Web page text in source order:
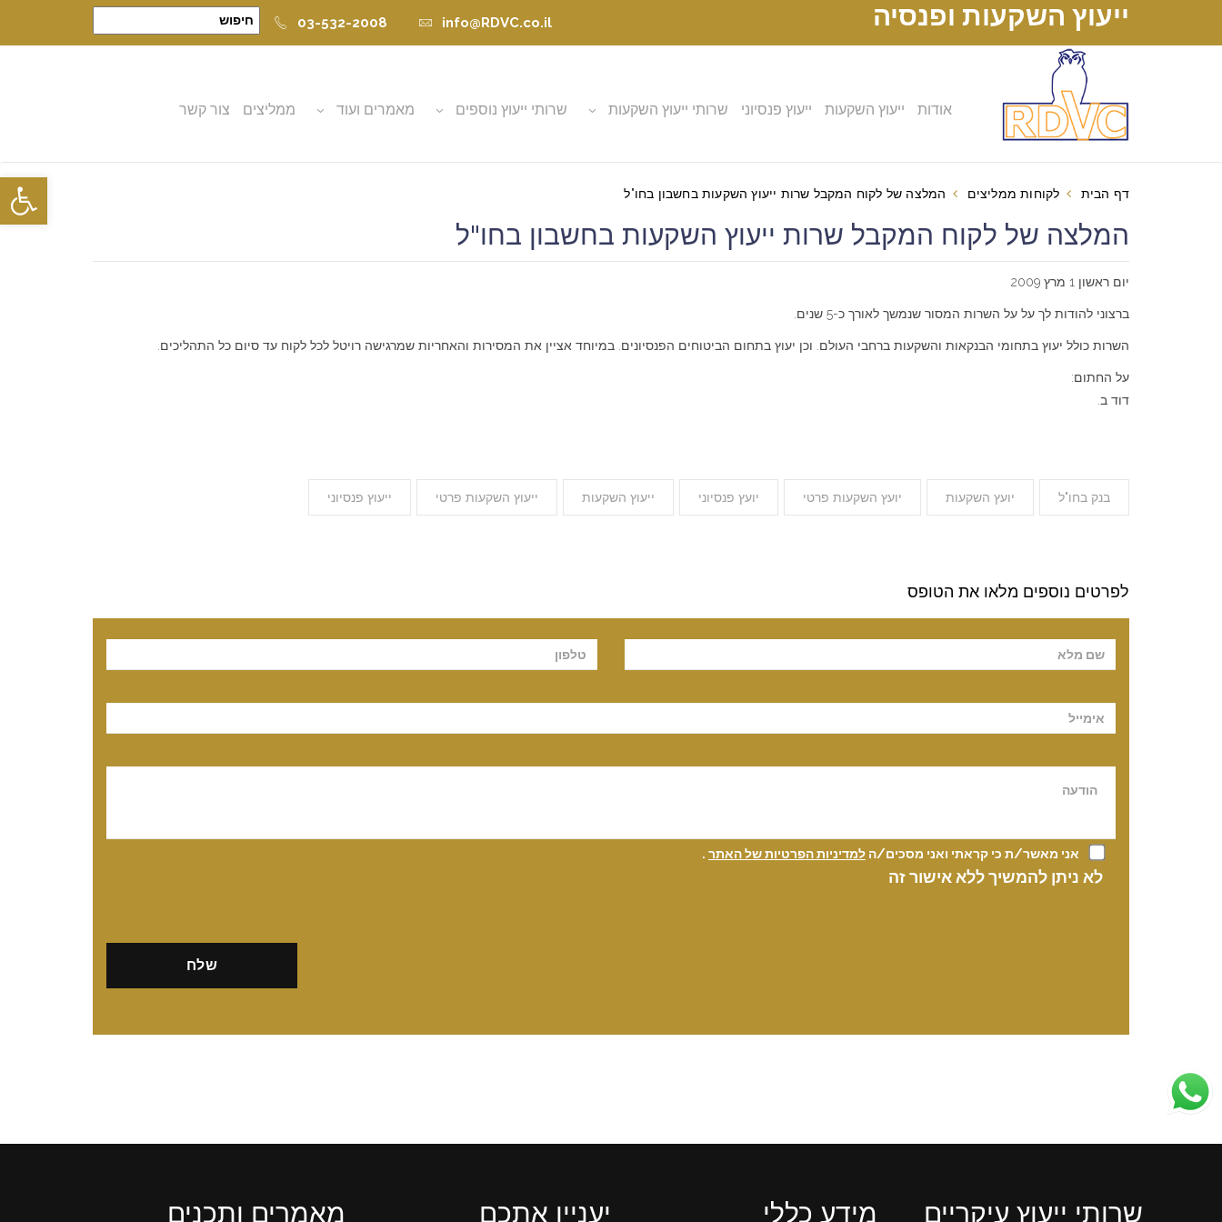
פתח
ייעוץ השקעות ופנסיה info@RDVC.co.il
03-532-2008
אודות ייעוץ השקעות ייעוץ פנסיוני שרותי ייעוץ השקעות שרותי ייעוץ נוספים מאמרים ועוד ממליצים צור קשר
דף הבית לקוחות ממליצים המלצה של לקוח המקבל שרות ייעוץ השקעות בחשבון בחו"ל
המלצה של לקוח המקבל שרות ייעוץ השקעות בחשבון בחו"ל
יום ראשון 1 מרץ 2009
ברצוני להודות לך על על השרות המסור שנמשך לאורך כ-5 שנים.
השרות כולל יעוץ בתחומי הבנקאות והשקעות ברחבי העולם. וכן יעוץ בתחום הביטוחים הפנסיונים. במיוחד אציין את המסירות והאחריות שמרגישה רויטל לכל לקוח עד סיום כל התהליכים.
על החתום:
דוד ב.
בנק בחו"ל יועץ השקעות יועץ השקעות פרטי יועץ פנסיוני ייעוץ השקעות ייעוץ השקעות פרטי ייעוץ פנסיוני
לפרטים נוספים מלאו את הטופס
אני מאשר/ת כי קראתי ואני מסכים/ה למדיניות הפרטיות של האתר .
לא ניתן להמשיך ללא אישור זה
שרותי ייעוץ עיקריים מידע כללי יעניין אתכם מאמרים ותכנים